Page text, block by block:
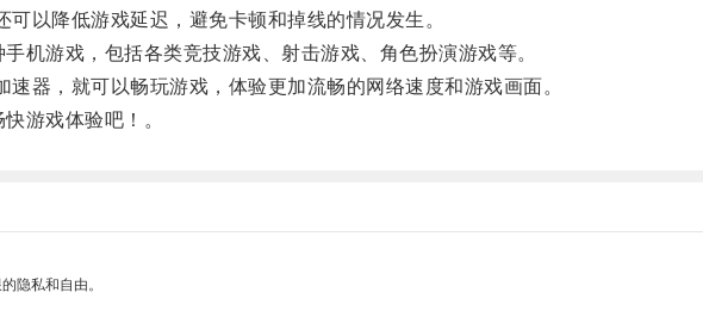
以降低游戏延迟，避免卡顿和掉线的情况发生。
游戏，包括各类竞技游戏、射击游戏、角色扮演游戏等。
器，就可以畅玩游戏，体验更加流畅的网络速度和游戏画面。
游戏体验吧！。
隐私和自由。